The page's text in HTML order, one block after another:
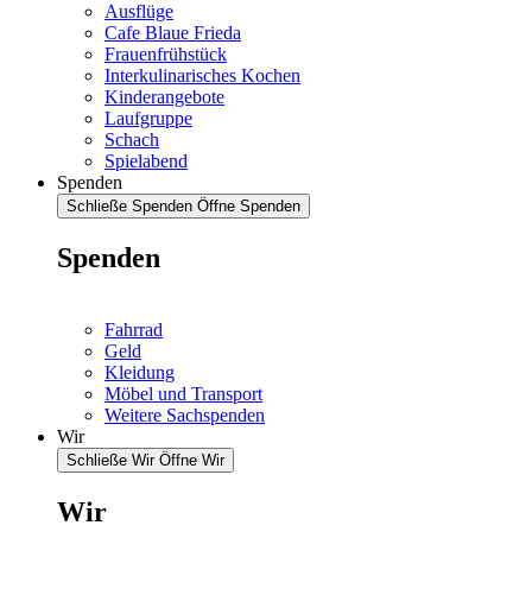
Ausflüge
Cafe Blaue Frieda
Frauenfrühstück
Interkulinarisches Kochen
Kinderangebote
Laufgruppe
Schach
Spielabend
Spenden
Schließe Spenden Öffne Spenden
Spenden
Fahrrad
Geld
Kleidung
Möbel und Transport
Weitere Sachspenden
Wir
Schließe Wir Öffne Wir
Wir